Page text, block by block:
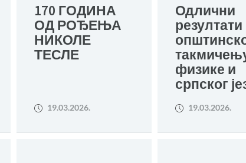
170 ГОДИНА
ОД РОЂЕЊА
НИКОЛЕ
ТЕСЛЕ
19.03.2026.
Одлични
резултати
физике и
српског
19.03.2026.